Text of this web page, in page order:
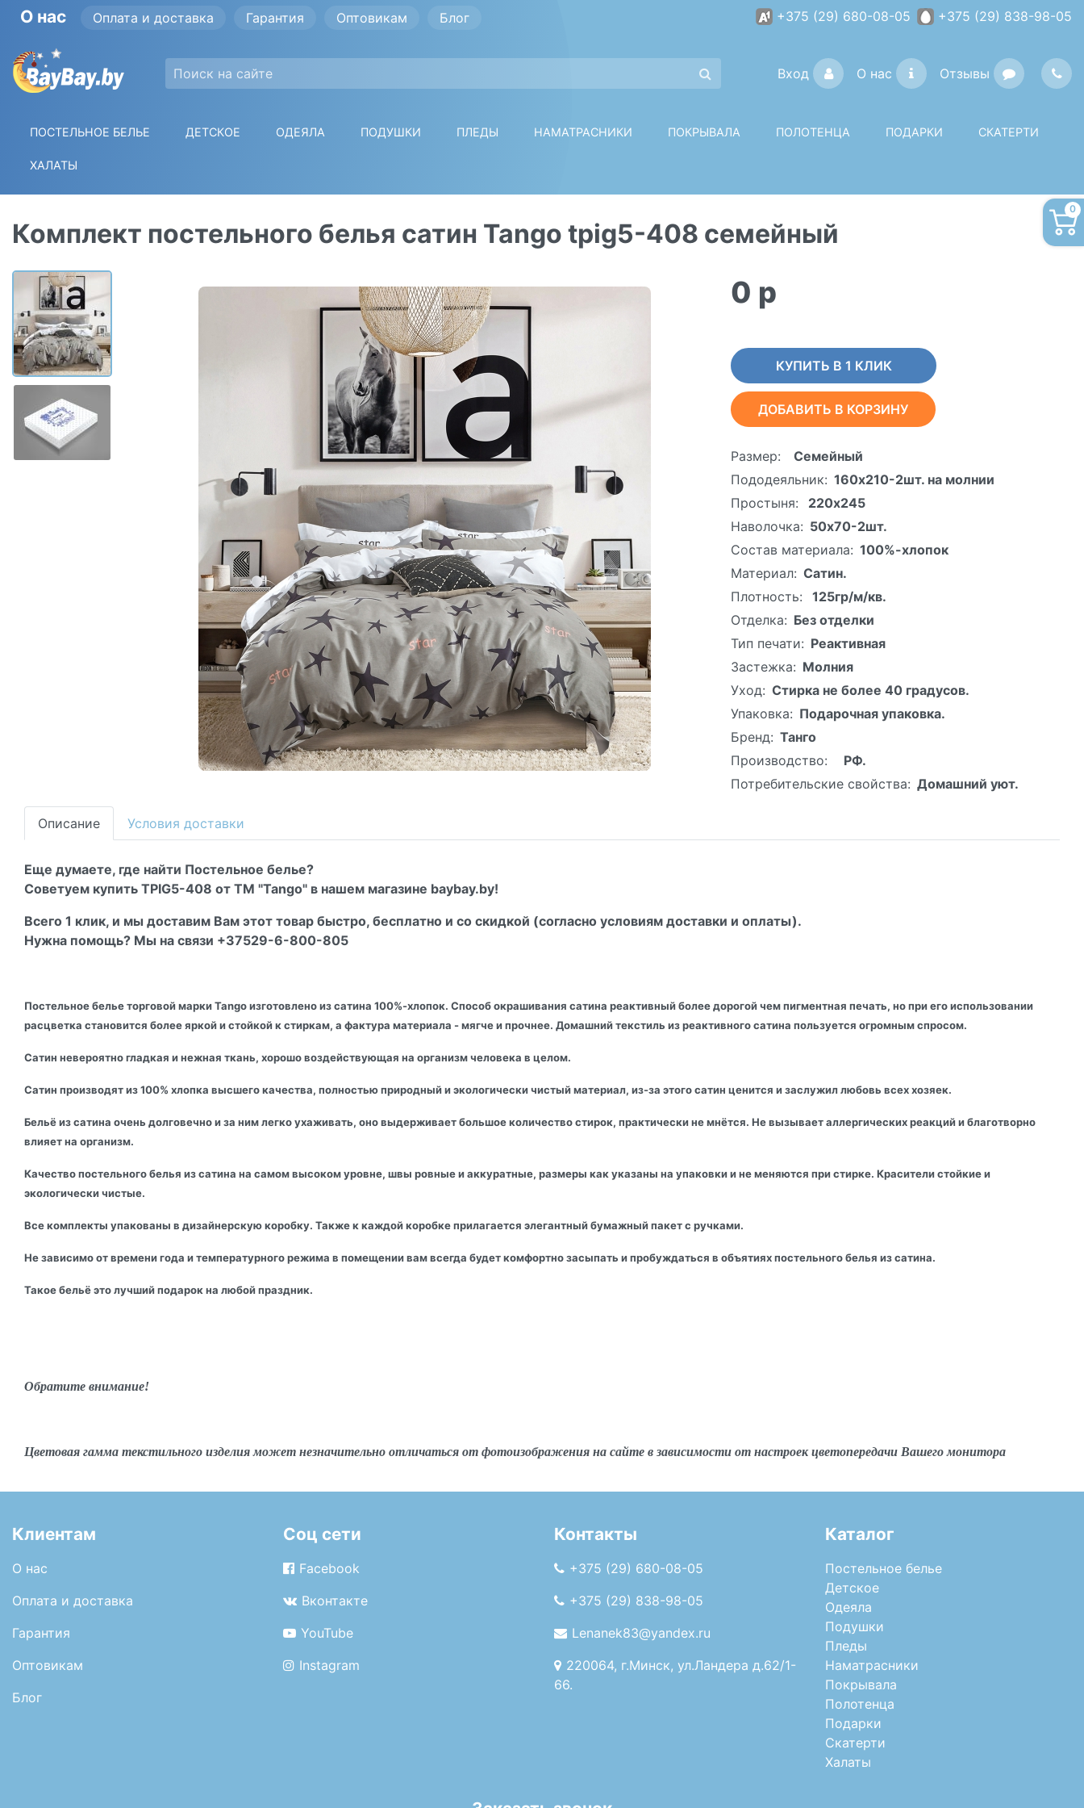
О нас Оплата и доставка Гарантия Оптовикам Блог +375 (29) 680-08-05 +375 (29) 838-98-05
Вход О нас Отзывы
0
ПОСТЕЛЬНОЕ БЕЛЬЕ ДЕТСКОЕ ОДЕЯЛА ПОДУШКИ ПЛЕДЫ НАМАТРАСНИКИ ПОКРЫВАЛА ПОЛОТЕНЦА ПОДАРКИ СКАТЕРТИ
ХАЛАТЫ
Комплект постельного белья сатин Tango tpig5-408 семейный
0 p
КУПИТЬ В 1 КЛИК
ДОБАВИТЬ В КОРЗИНУ
Размер:
Семейный
Пододеяльник: 160х210-2шт. на молнии
Простыня:
220х245
Наволочка: 50х70-2шт.
Состав материала: 100%-хлопок
Материал: Сатин.
Плотность:
125гр/м/кв.
Отделка: Без отделки
Тип печати: Реактивная
Застежка: Молния
Уход: Стирка не более 40 градусов.
Упаковка: Подарочная упаковка.
Бренд: Танго
Производство:
РФ.
Потребительские свойства: Домашний уют.
Описание Условия доставки
Еще думаете, где найти Постельное белье?
Советуем купить TPIG5-408 от ТМ "Tango" в нашем магазине baybay.by!
Всего 1 клик, и мы доставим Вам этот товар быстро, бесплатно и со скидкой (согласно условиям доставки и оплаты).
Нужна помощь? Мы на связи +37529-6-800-805
Постельное белье торговой марки Tango изготовлено из сатина 100%-хлопок. Способ окрашивания сатина реактивный более дорогой чем пигментная печать, но при его использовании
расцветка становится более яркой и стойкой к стиркам, а фактура материала - мягче и прочнее. Домашний текстиль из реактивного сатина пользуется огромным спросом.
Сатин невероятно гладкая и нежная ткань, хорошо воздействующая на организм человека в целом.
Сатин производят из 100% хлопка высшего качества, полностью природный и экологически чистый материал, из-за этого сатин ценится и заслужил любовь всех хозяек.
Бельё из сатина очень долговечно и за ним легко ухаживать, оно выдерживает большое количество стирок, практически не мнётся. Не вызывает аллергических реакций и благотворно
влияет на организм.
Качество постельного белья из сатина на самом высоком уровне, швы ровные и аккуратные, размеры как указаны на упаковки и не меняются при стирке. Красители стойкие и
экологически чистые.
Все комплекты упакованы в дизайнерскую коробку. Также к каждой коробке прилагается элегантный бумажный пакет с ручками.
Не зависимо от времени года и температурного режима в помещении вам всегда будет комфортно засыпать и пробуждаться в объятиях постельного белья из сатина.
Такое бельё это лучший подарок на любой праздник.
Обратите внимание!
Цветовая гамма текстильного изделия может незначительно отличаться от фотоизображения на сайте в зависимости от настроек цветопередачи Вашего монитора
Клиентам
О нас
Оплата и доставка
Гарантия
Оптовикам
Блог
Соц сети
Facebook
Вконтакте
YouTube
Instagram
Контакты
+375 (29) 680-08-05
+375 (29) 838-98-05
Lenanek83@yandex.ru
220064, г.Минск, ул.Ландера д.62/1-
66.
Каталог
Постельное белье
Детское
Одеяла
Подушки
Пледы
Наматрасники
Покрывала
Полотенца
Подарки
Скатерти
Халаты